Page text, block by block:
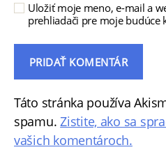
Uložiť moje meno, e-mail a
prehliadači pre moje budúce
Táto stránka používa
spamu.Zistite, ako sa
vašich komentároch.